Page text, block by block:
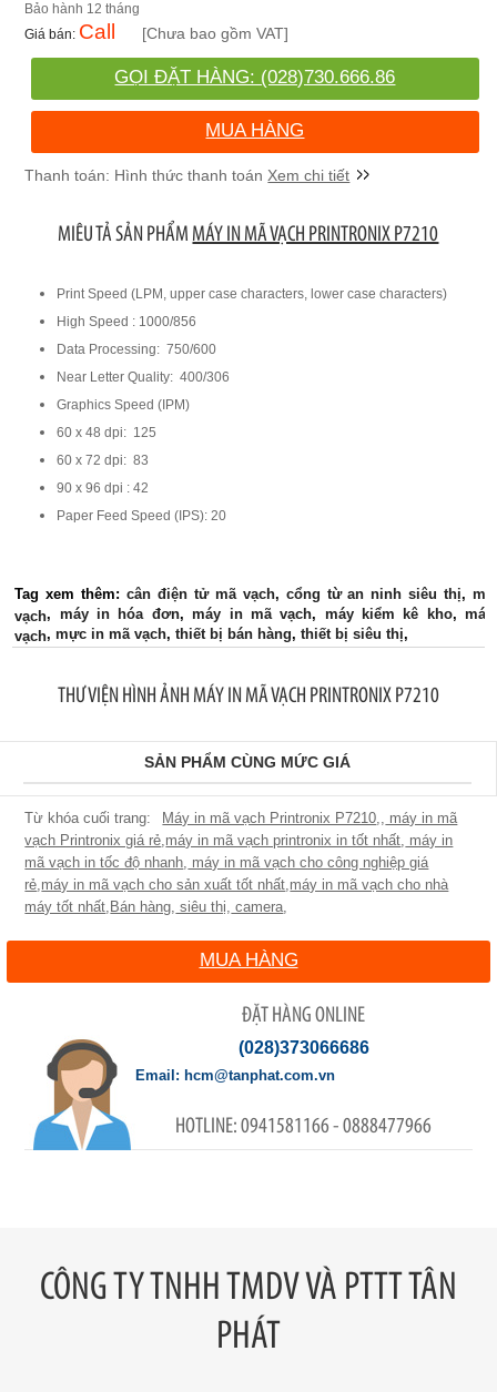
12 tháng
Call [Chưa bao gồm VAT]
GỌI ĐẶT HÀNG: (028)730.666.86
MUA HÀNG
Xem chi tiết
MIÊU TẢ SẢN PHẨM MÁY IN MÃ VẠCH PRINTRONIX P7210
Print Speed (LPM, upper case characters, lower case characters)
High Speed : 1000/856
Data Processing: 750/600
Near Letter Quality: 400/306
Graphics Speed (IPM)
60 x 48 dpi: 125
60 x 72 dpi: 83
90 x 96 dpi : 42
Paper Feed Speed (IPS): 20
Tag xem thêm: cân điện tử mã vạch, cổng từ an ninh siêu thị,
vạch, máy in hóa đơn,máy in mã vạch, máy kiểm kê kho,
vạch,mực in mã vạch,thiết bị bán hàng,thiết bị siêu thị,
THƯ VIỆN HÌNH ẢNH MÁY IN MÃ VẠCH PRINTRONIX P7210
SẢN PHẨM CÙNG MỨC GIÁ
Máy in mã vạch Printronix P7210,, máy in mã
vạch Printronix giá rẻ,máy in mã vạch printronix in tốt nhất, máy in
mã vạch in tốc độ nhanh, máy in mã vạch cho công nghiệp giá
rẻ,máy in mã vạch cho sản xuất tốt nhất,máy in mã vạch cho nhà
máy tốt nhất, Bán hàng, siêu thị, camera,
MUA HÀNG
ĐẶT HÀNG ONLINE
(028)373066686
0941581166 - 0888477966
hcm@tanphat.com.vn
CÔNG TY TNHH TMDV VÀ PTTT TÂN
PHÁT